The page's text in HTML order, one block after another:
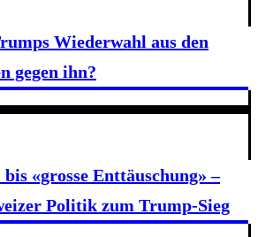
Wiederwahl aus den
gegen ihn?
«grosse Enttäuschung» –
Politik zum Trump-Sieg